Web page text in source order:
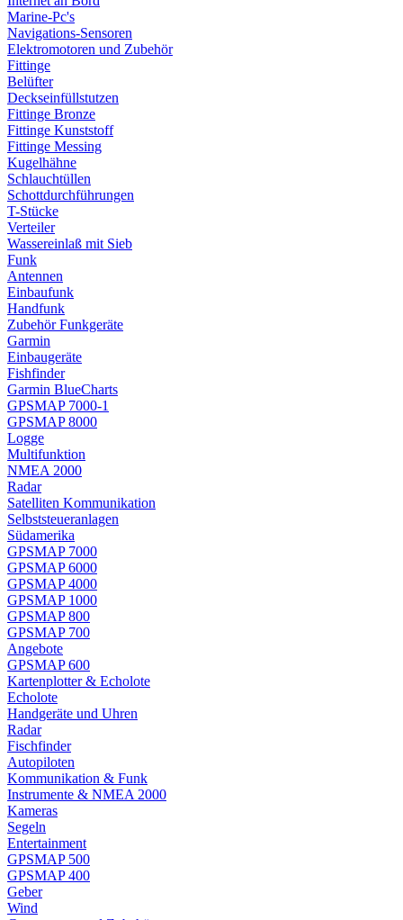
Marine-Pc's
Navigations-Sensoren
Elektromotoren und Zubehör
Fittinge
Belüfter
Deckseinfüllstutzen
Fittinge Bronze
Fittinge Kunststoff
Fittinge Messing
Kugelhähne
Schlauchtüllen
Schottdurchführungen
T-Stücke
Verteiler
Wassereinlaß mit Sieb
Funk
Antennen
Einbaufunk
Handfunk
Zubehör Funkgeräte
Garmin
Einbaugeräte
Fishfinder
Garmin BlueCharts
GPSMAP 7000-1
GPSMAP 8000
Logge
Multifunktion
NMEA 2000
Radar
Satelliten Kommunikation
Selbststeueranlagen
Südamerika
GPSMAP 7000
GPSMAP 6000
GPSMAP 4000
GPSMAP 1000
GPSMAP 800
GPSMAP 700
Angebote
GPSMAP 600
Kartenplotter & Echolote
Echolote
Handgeräte und Uhren
Radar
Fischfinder
Autopiloten
Kommunikation & Funk
Instrumente & NMEA 2000
Kameras
Segeln
Entertainment
GPSMAP 500
GPSMAP 400
Geber
Wind